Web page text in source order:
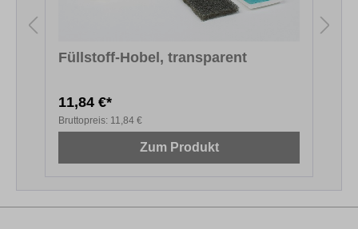
Füllstoff-Hobel, transparent
11,84 €*
Bruttopreis: 11,84 €
Zum Produkt